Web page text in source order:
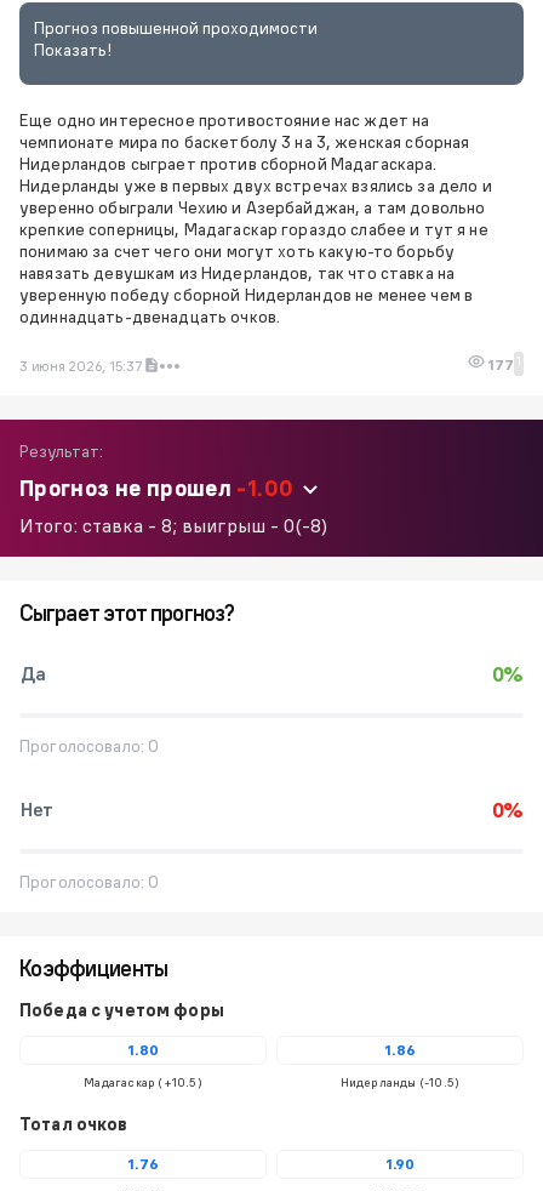
Прогноз повышенной проходимости
Показать!
Еще одно интересное противостояние нас ждет на
чемпионате мира по баскетболу 3 на 3, женская сборная
Нидерландов сыграет против сборной Мадагаскара.
Нидерланды уже в первых двух встречах взялись за дело и
уверенно обыграли Чехию и Азербайджан, а там довольно
крепкие соперницы, Мадагаскар гораздо слабее и тут я не
понимаю за счет чего они могут хоть какую-то борьбу
навязать девушкам из Нидерландов, так что ставка на
уверенную победу сборной Нидерландов не менее чем в
одиннадцать-двенадцать очков.
3 июня 2026, 15:37 177 1
Результат:
Прогноз не прошел -1.00
Итого: ставка - 8; выигрыш - 0(-8)
Сыграет этот прогноз?
Да 0%
Проголосовало: 0
Нет 0%
Проголосовало: 0
Коэффициенты
Победа с учетом форы
1.80
Мадагаскар (+10.5)
1.86
Нидерланды (-10.5)
Тотал очков
1.76 1.90